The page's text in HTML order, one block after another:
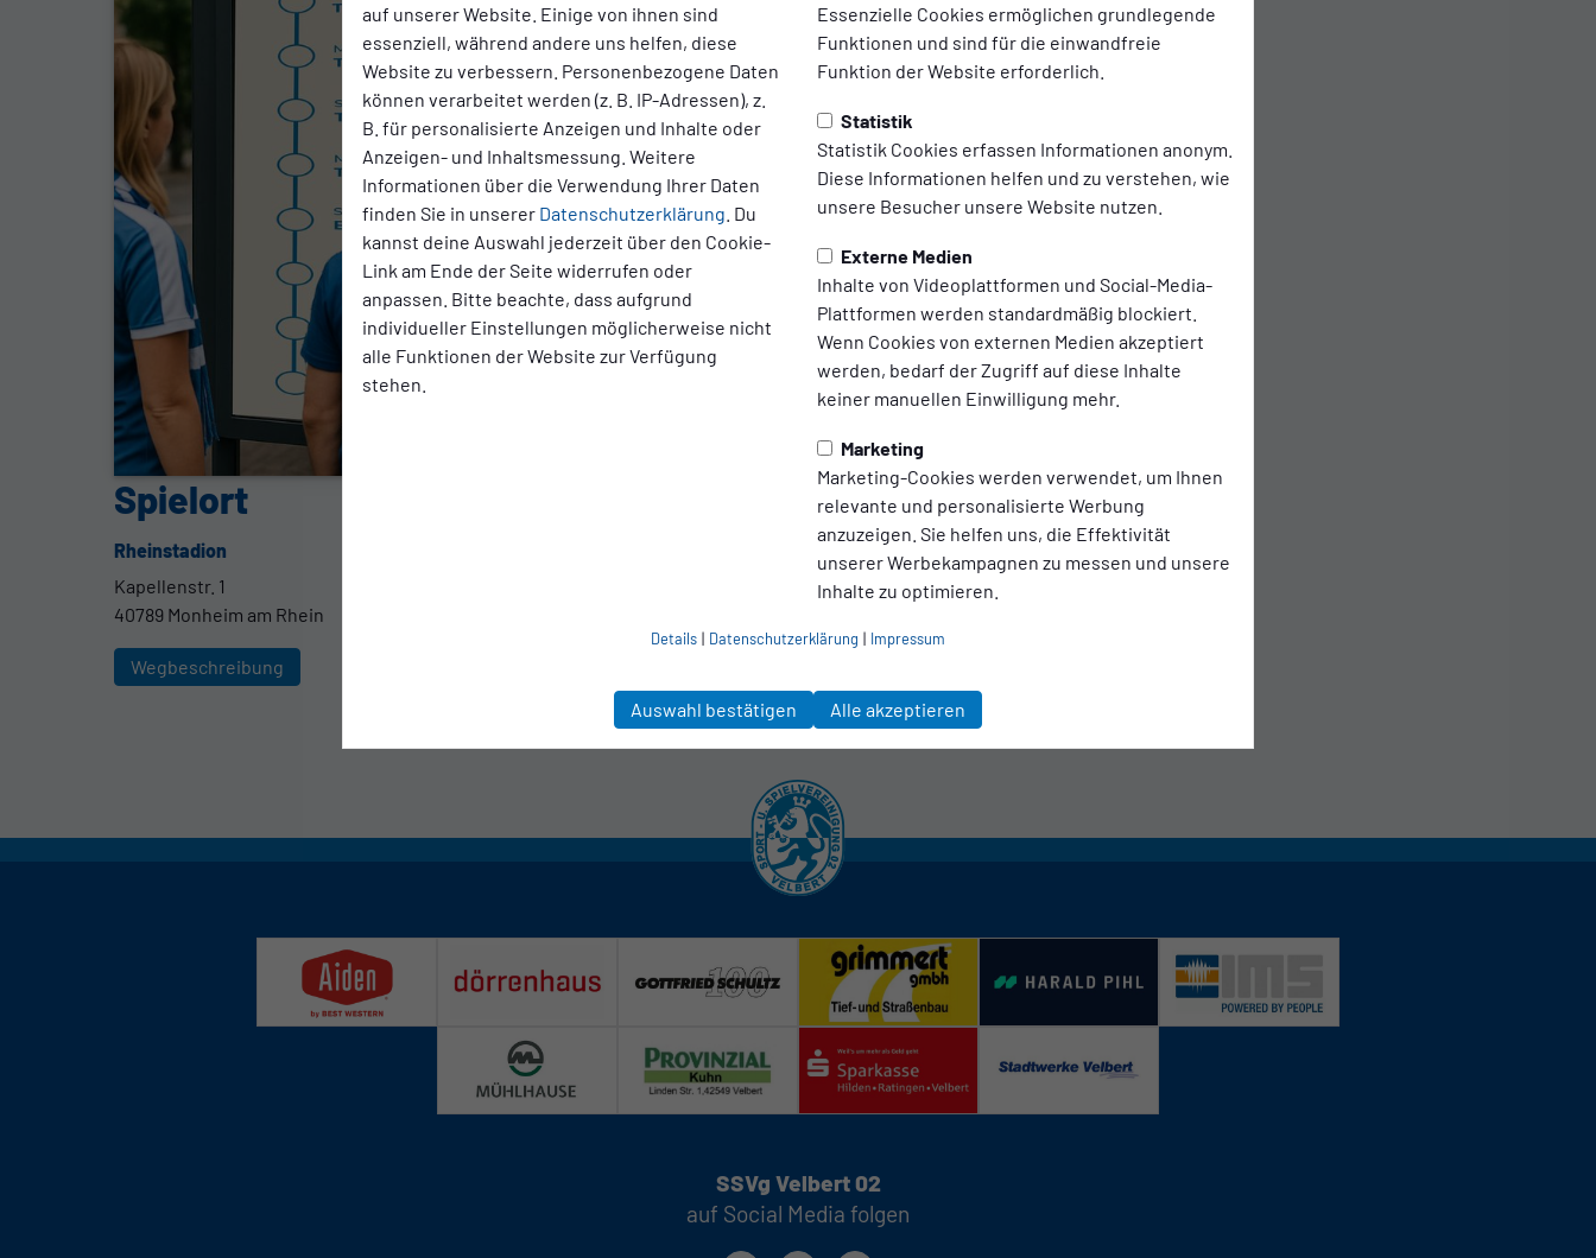
auf unserer Website. Einige von ihnen sind
essenziell, während andere uns helfen, diese
Website zu verbessern. Personenbezogene Daten
können verarbeitet werden (z. B. IP-Adressen), z.
B. für personalisierte Anzeigen und Inhalte oder
Anzeigen- und Inhaltsmessung. Weitere
Informationen über die Verwendung Ihrer Daten
finden Sie in unserer Datenschutzerklärung . Du
kannst deine Auswahl jederzeit über den Cookie-
Link am Ende der Seite widerrufen oder
anpassen. Bitte beachte, dass aufgrund
individueller Einstellungen möglicherweise nicht
alle Funktionen der Website zur Verfügung
stehen.
Essenzielle Cookies ermöglichen grundlegende
Funktionen und sind für die einwandfreie
Funktion der Website erforderlich.
Statistik
Statistik Cookies erfassen Informationen anonym.
Diese Informationen helfen und zu verstehen, wie
unsere Besucher unsere Website nutzen.
Externe Medien
Inhalte von Videoplattformen und Social-Media-
Plattformen werden standardmäßig blockiert.
Wenn Cookies von externen Medien akzeptiert
werden, bedarf der Zugriff auf diese Inhalte
keiner manuellen Einwilligung mehr.
Marketing
Marketing-Cookies werden verwendet, um Ihnen
relevante und personalisierte Werbung
anzuzeigen. Sie helfen uns, die Effektivität
unserer Werbekampagnen zu messen und unsere
Inhalte zu optimieren.
Details | Datenschutzerklärung | Impressum
Auswahl bestätigen Alle akzeptieren
SSVg startet
am 25. Juni in
die
Vorbereitung
Der Fahrplan steht: Unsere SSVg startet am 25.
Juni in die Vorbereitung auf die
Regionalligasaison 2025/26.
Spielort
Rheinstadion
Kapellenstr. 1
40789 Monheim am Rhein
Wegbeschreibung
SSVg Velbert 02
auf Social Media folgen